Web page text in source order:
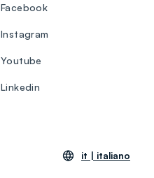
Facebook
Instagram
Youtube
Linkedin
it | italiano